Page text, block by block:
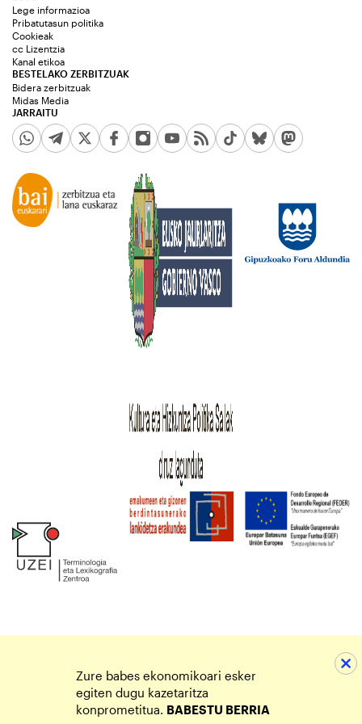
JARRAITU
Lege informazioa
Pribatutasun politika
Cookieak
cc Lizentzia
Kanal etikoa
BESTELAKO ZERBITZUAK
Bidera zerbitzuak
Midas Media
Zure babes ekonomikoari esker
egiten dugu kazetaritza
konprometitua. BABESTU BERRIA